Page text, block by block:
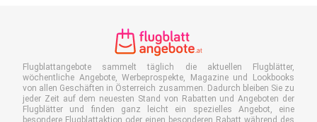
Flugblattangebote sammelt täglich die aktuellen Flugblätter,
wöchentliche Angebote, Werbeprospekte, Magazine und Lookbooks
von allen Geschäften in Österreich zusammen. Dadurch bleiben Sie zu
jeder Zeit auf dem neuesten Stand von Rabatten und Angeboten der
Flugblätter und finden ganz leicht ein spezielles Angebot, eine
besondere Flugblattaktion oder einen besonderen Rabatt während des